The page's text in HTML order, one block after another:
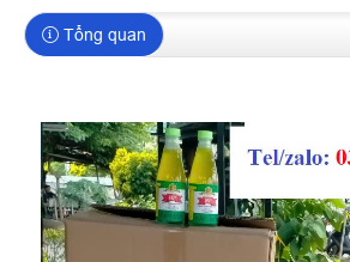
Tổng quan